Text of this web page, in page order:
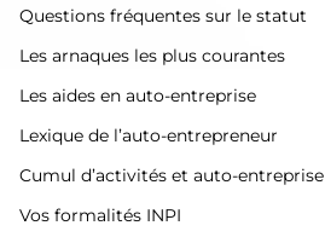
Questions fréquentes sur le statut
Les arnaques les plus courantes
Les aides en auto-entreprise
Lexique de l’auto-entrepreneur
Cumul d’activités et auto-entreprise
Vos formalités INPI